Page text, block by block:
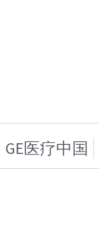
GE医疗中国